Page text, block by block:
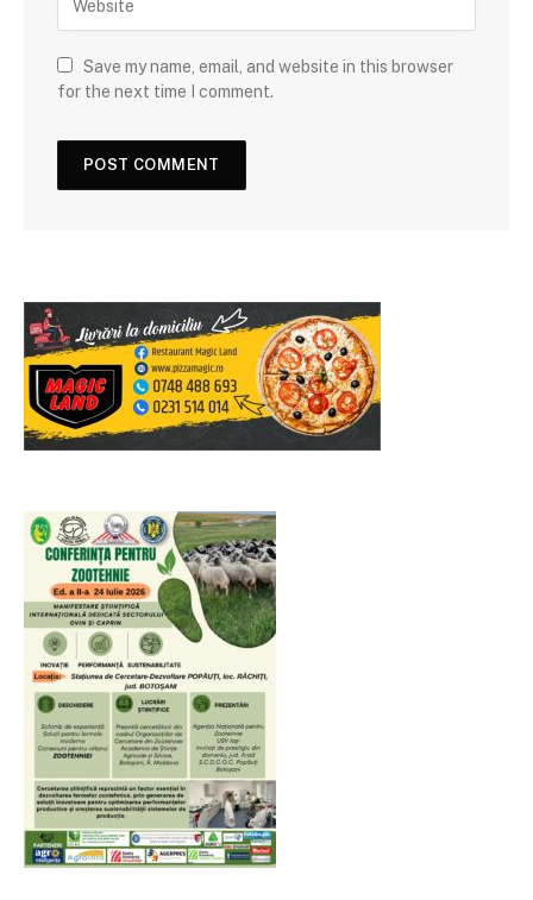
Save my name, email, and website in this browser
for the next time I comment.